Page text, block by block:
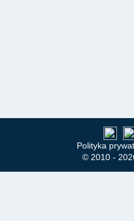
Polityka
© 2010 -